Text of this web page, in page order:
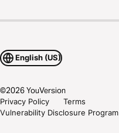
English (US)
©2026YouVersion
Privacy Policy
Terms
Vulnerability Disclosure Program